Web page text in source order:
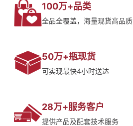
100万+品类
全品全覆盖，海量现货高品质
50万+瓶现货
可实现最快4小时送达
28万+服务客户
提供产品及配套技术服务